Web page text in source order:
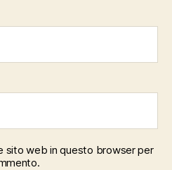
sito web in questo browser per